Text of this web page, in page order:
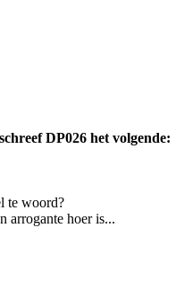
DP026 het volgende:
te woord?
arrogante hoer is...